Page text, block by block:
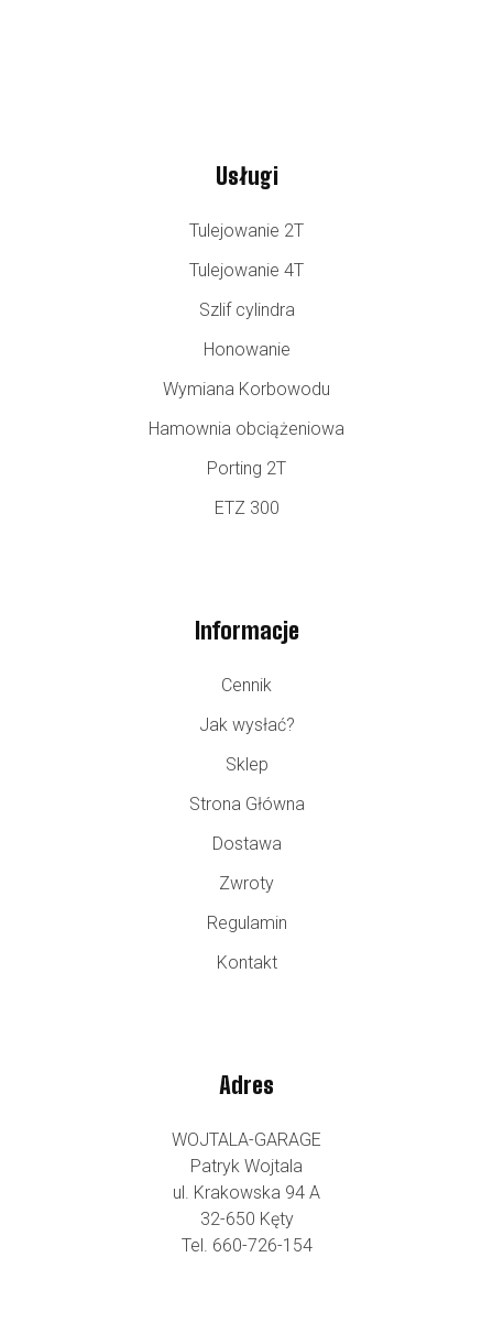
Usługi
Tulejowanie 2T
Tulejowanie 4T
Szlif cylindra
Honowanie
Wymiana Korbowodu
Hamownia obciążeniowa
Porting 2T
ETZ 300
Informacje
Cennik
Jak wysłać?
Sklep
Strona Główna
Dostawa
Zwroty
Regulamin
Kontakt
Adres
WOJTALA-GARAGE
Patryk Wojtala
ul. Krakowska 94 A
32-650 Kęty
Tel. 660-726-154